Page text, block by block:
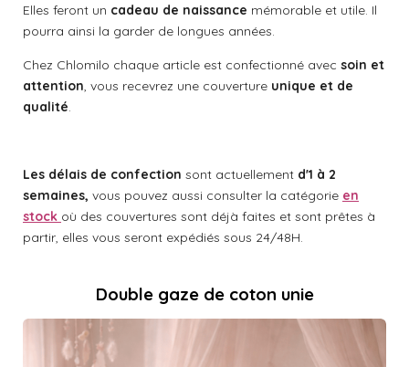
Elles feront un cadeau de naissance mémorable et utile. Il
pourra ainsi la garder de longues années.
Chez Chlomilo chaque article est confectionné avec soin et
attention , vous recevrez une couverture unique et de
qualité
Les délais de confection sont actuellement d'1 à 2
semaines, vous pouvez aussi consulter la catégorie en
stock où des couvertures sont déjà faites et sont prêtes à
partir, elles vous seront expédiés sous 24/48H.
Double gaze de coton unie